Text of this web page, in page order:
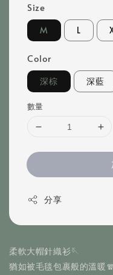
Size
M L
Color
深棕 深藍
數量
分享
柔軟大帽針織衫🪡
猶如被毛毯包裹般的溫暖🧣